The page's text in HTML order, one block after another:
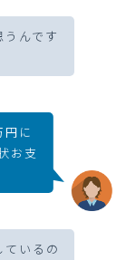
んです
に
お支
いるの